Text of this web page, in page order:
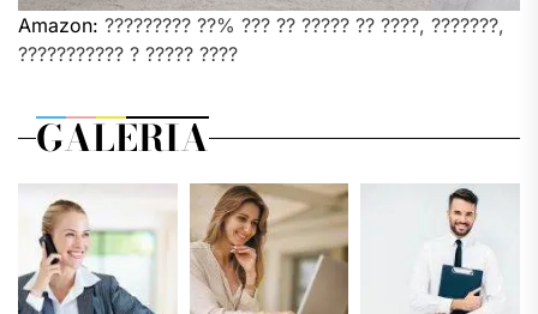
Amazon: ????????? ??% ??? ?? ????? ?? ????, ???????,
??????????? ? ????? ????
GALERIA